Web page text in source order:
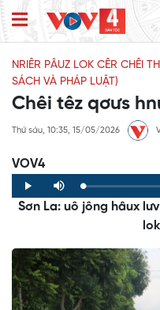
NRIÊR PÂUZ LOK CÊR CHÊI
SÁCH VÀ PHÁP LUẬT)
Chêi têz qơưs
Thứ sáu, 10:35, 15/05/2026
VOV4
Play Mute Loaded:
0%
Progress:
0%
Sơn La: uô jông hâux